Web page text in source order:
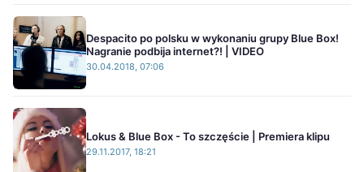
Despacito po polsku w wykonaniu grupy Blue Box!
Nagranie podbija internet?! | VIDEO
30.04.2018, 07:06
Lokus & Blue Box - To szczęście | Premiera klipu
29.11.2017, 18:21